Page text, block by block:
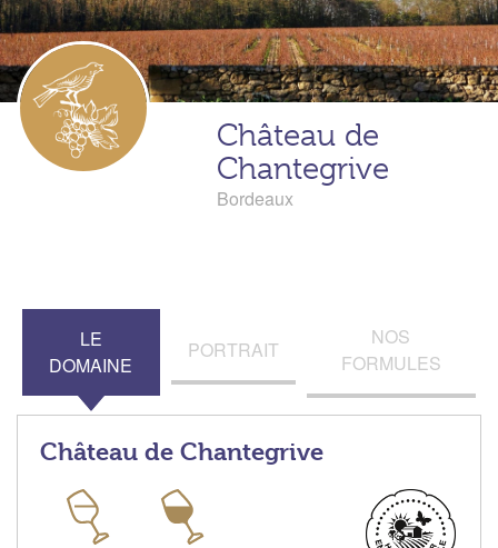
Château de
Chantegrive
Bordeaux
LE
DOMAINE
PORTRAIT
NOS
FORMULES
Château de Chantegrive